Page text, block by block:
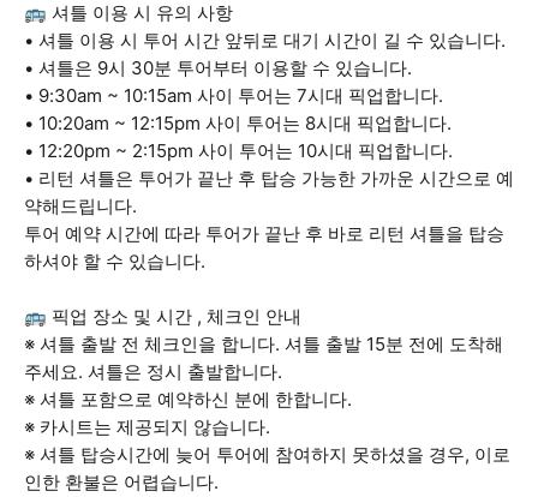
🚌 셔틀 이용 시 유의 사항
• 셔틀 이용 시 투어 시간 앞뒤로 대기 시간이 길 수 있습니다.
• 셔틀은 9시 30분 투어부터 이용할 수 있습니다.
• 9:30am ~ 10:15am 사이 투어는 7시대 픽업합니다.
• 10:20am ~ 12:15pm 사이 투어는 8시대 픽업합니다.
• 12:20pm ~ 2:15pm 사이 투어는 10시대 픽업합니다.
• 리턴 셔틀은 투어가 끝난 후 탑승 가능한 가까운 시간으로 예
약해드립니다.
투어 예약 시간에 따라 투어가 끝난 후 바로 리턴 셔틀을 탑승
하셔야 할 수 있습니다.
🚌 픽업 장소 및 시간 , 체크인 안내
※ 셔틀 출발 전 체크인을 합니다. 셔틀 출발 15분 전에 도착해
주세요. 셔틀은 정시 출발합니다.
※ 셔틀 포함으로 예약하신 분에 한합니다.
※ 카시트는 제공되지 않습니다.
※ 셔틀 탑승시간에 늦어 투어에 참여하지 못하셨을 경우, 이로
인한 환불은 어렵습니다.